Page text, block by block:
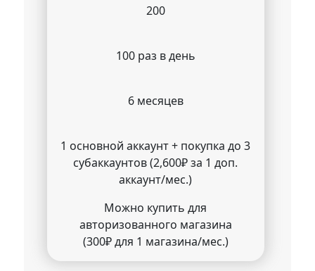
200
100 раз в день
6 месяцев
1 основной аккаунт + покупка до 3
субаккаунтов (2,600₽ за 1 доп.
аккаунт/мес.)
Можно купить для
авторизованного магазина
(300₽ для 1 магазина/мес.)